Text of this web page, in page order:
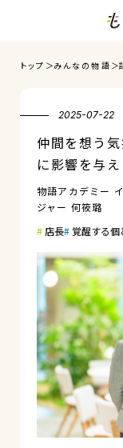
トップ みんなの物語
2025-07-22
仲間を想う
に影響を与
物語アカデミー
ジャー 何筱璐
店長
覚醒する個